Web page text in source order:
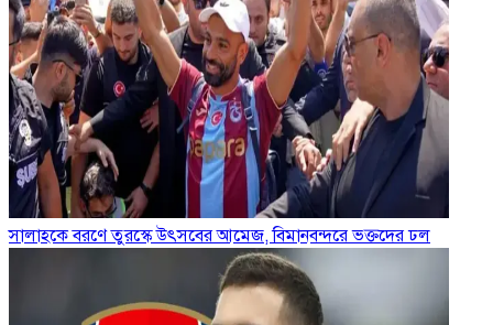
সালাহকে বরণে তুরস্কে উৎসবের আমেজ, বিমানবন্দরে ভক্তদের ঢল